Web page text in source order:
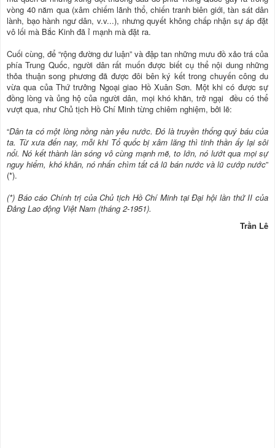
vòng 40 năm qua (xâm chiếm lãnh thổ, chiến tranh biên giới, tàn sát dân
lành, bạo hành ngư dân, v.v...), nhưng quyết không chấp nhận sự áp đặt
vô lối mà Bắc Kinh đã ỉ mạnh mà đặt ra.
Cuối cùng, để “rộng đường dư luận” và đập tan những mưu đồ xảo trá của
phía Trung Quốc, người dân rất muốn được biết cụ thể nội dung những
thỏa thuận song phương đã được đôi bên ký kết trong chuyến công du
vừa qua của Thứ trưởng Ngoại giao Hồ Xuân Sơn. Một khi có được sự
đồng lòng và ủng hộ của người dân, mọi khó khăn, trở ngại đều có thể
vượt qua, như Chủ tịch Hồ Chí Minh từng chiêm nghiệm, bởi lẽ:
“Dân ta có một lòng nồng nàn yêu nước. Đó là truyền thống quý báu của
ta. Từ xưa đến nay, mỗi khi Tổ quốc bị xâm lăng thì tinh thần ấy lại sôi
nổi. Nó kết thành làn sóng vô cùng mạnh mẽ, to lớn, nó lướt qua mọi sự
nguy hiểm, khó khăn, nó nhấn chìm tất cả lũ bán nước và lũ cướp nước”
(*).
(*) Báo cáo Chính trị của Chủ tịch Hồ Chí Minh tại Đại hội lần thứ II của
Đảng Lao động Việt Nam (tháng 2-1951).
Trần Lê